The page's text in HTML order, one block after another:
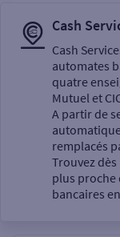
Un service
Cash
Cash
automates
quatre
Mutuel et
A partir de
remplacés
Trouvez
plus proche
bancaires